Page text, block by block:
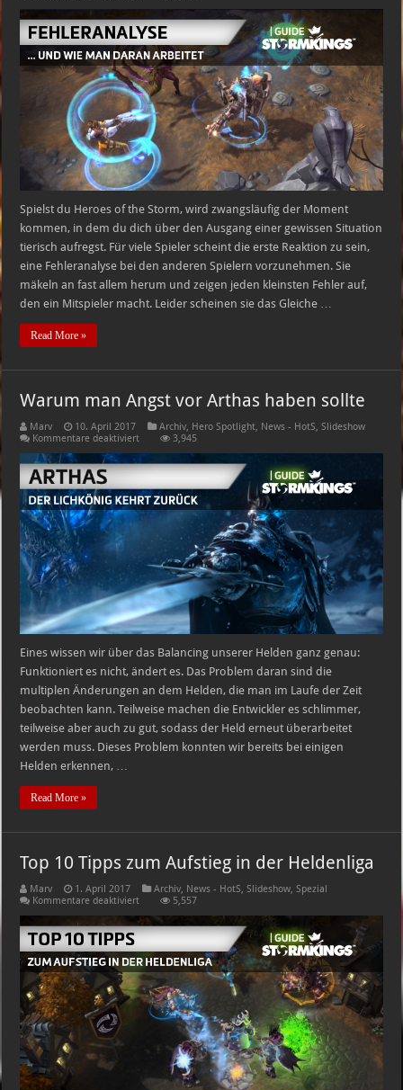
und
Eingeständnisse
Spielst du Heroes of the Storm, wird zwangsläufig der Moment
kommen, in dem du dich über den Ausgang einer gewissen Situation
tierisch aufregst. Für viele Spieler scheint die erste Reaktion zu sein,
eine Fehleranalyse bei den anderen Spielern vorzunehmen. Sie
mäkeln an fast allem herum und zeigen jeden kleinsten Fehler auf,
den ein Mitspieler macht. Leider scheinen sie das Gleiche …
Read More »
Warum man Angst vor Arthas haben sollte
Marv 10. April 2017 Archiv, Hero Spotlight, News - HotS,Slideshow
Kommentare deaktiviertfür
man
Angst
vor
Arthas
haben
sollte
3,945
Eines wissen wir über das Balancing unserer Helden ganz genau:
Funktioniert es nicht, ändert es. Das Problem daran sind die
multiplen Änderungen an dem Helden, die man im Laufe der Zeit
beobachten kann. Teilweise machen die Entwickler es schlimmer,
teilweise aber auch zu gut, sodass der Held erneut überarbeitet
werden muss. Dieses Problem konnten wir bereits bei einigen
Helden erkennen, …
Read More »
Top 10 Tipps zum Aufstieg in der Heldenliga
Marv 1. April 2017 Archiv, News - HotS,Slideshow,Spezial
Kommentare deaktiviertfür
10
Tipps
zum
Aufstieg
in
der
Heldenliga
5,557